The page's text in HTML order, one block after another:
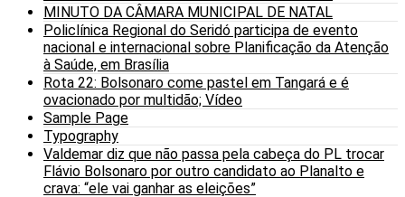
MINUTO DA CÂMARA MUNICIPAL DE NATAL
Policlínica Regional do Seridó participa de evento
nacional e internacional sobre Planificação da Atenção
à Saúde, em Brasília
Rota 22: Bolsonaro come pastel em Tangará e é
ovacionado por multidão; Vídeo
Sample Page
Typography
Valdemar diz que não passa pela cabeça do PL trocar
Flávio Bolsonaro por outro candidato ao Planalto e
crava: “ele vai ganhar as eleições”